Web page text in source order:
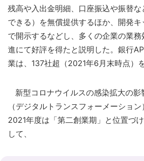
残高や入出金明細、口座振込や振替
できる）を無償提供するほか、開発
で開示するなどし、多くの企業の業
進にて好評を得たと説明した。銀行
業は、137社超（2021年6月末時点）を
新型コロナウイルスの感染拡大の影
（デジタルトランスフォーメーション
2021年度は「第二創業期」と位置づ
して、